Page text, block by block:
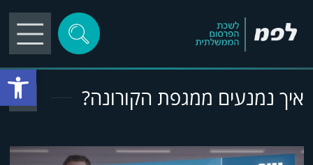
פתח
איך נמנעים ממגפת הקורונה?